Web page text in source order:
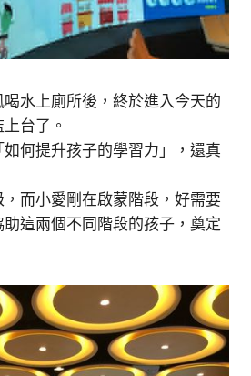
水上廁所後，終於進入今天的
台了。
何提升孩子的學習力」，還真
而小愛剛在啟蒙階段，好需要
這兩個不同階段的孩子，奠定